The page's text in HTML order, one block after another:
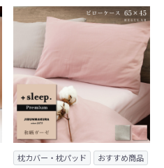
枕カバー・枕パッド おすすめ商品